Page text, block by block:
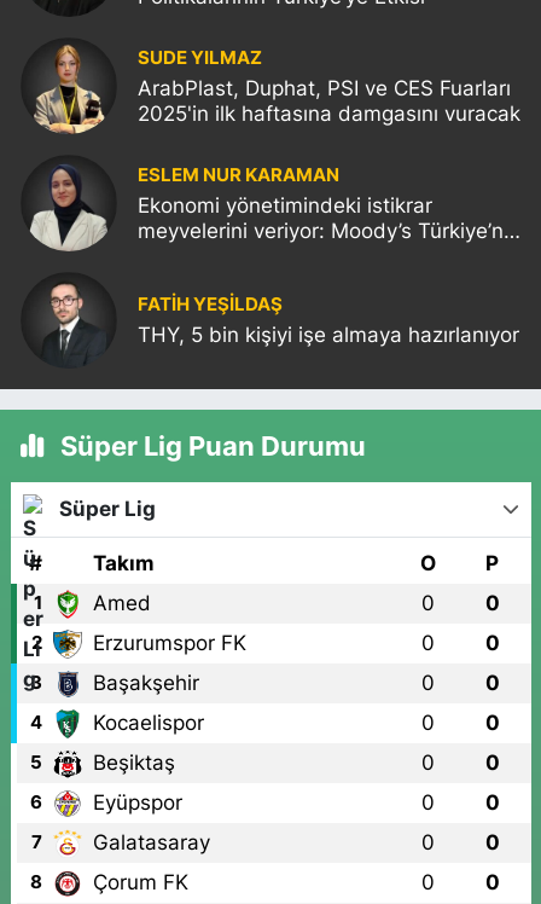
SUDE YILMAZ
ArabPlast, Duphat, PSI ve CES Fuarları
2025'in ilk haftasına damgasını vuracak
ESLEM NUR KARAMAN
Ekonomi yönetimindeki istikrar
meyvelerini veriyor: Moody’s Türkiye’nin
FATIH YEŞİLDAŞ
THY, 5 bin kişiyi işe almaya hazırlanıyor
Süper Lig Puan Durumu
Süper Lig
# Takım O P
1 Amed 0 0
2 Erzurumspor FK 0 0
3 Başakşehir 0 0
4 Kocaelispor 0 0
5 Beşiktaş 0 0
6 Eyüpspor 0 0
7 Galatasaray 0 0
8 Çorum FK 0 0